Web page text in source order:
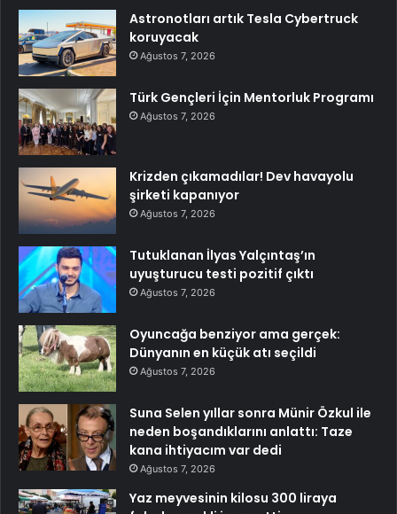
Astronotları artık Tesla Cybertruck
koruyacak
Ağustos 7, 2026
Türk Gençleri İçin Mentorluk Programı
Ağustos 7, 2026
Krizden çıkamadılar! Dev havayolu
şirketi kapanıyor
Ağustos 7, 2026
Tutuklanan İlyas Yalçıntaş’ın
uyuşturucu testi pozitif çıktı
Ağustos 7, 2026
Oyuncağa benziyor ama gerçek:
Dünyanın en küçük atı seçildi
Ağustos 7, 2026
Suna Selen yıllar sonra Münir Özkul ile
neden boşandıklarını anlattı: Taze
kana ihtiyacım var dedi
Ağustos 7, 2026
Yaz meyvesinin kilosu 300 liraya